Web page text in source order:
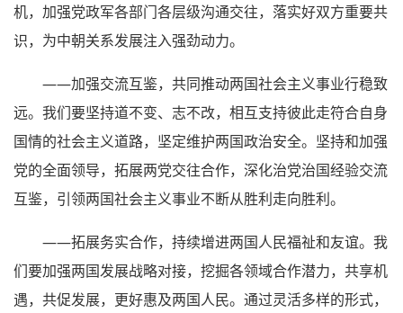
机，加强党政军各部门各层级沟通交往，落实好双方重要共
识，为中朝关系发展注入强劲动力。
——加强交流互鉴，共同推动两国社会主义事业行稳致
远。我们要坚持道不变、志不改，相互支持彼此走符合自身
国情的社会主义道路，坚定维护两国政治安全。坚持和加强
党的全面领导，拓展两党交往合作，深化治党治国经验交流
互鉴，引领两国社会主义事业不断从胜利走向胜利。
——拓展务实合作，持续增进两国人民福祉和友谊。我
们要加强两国发展战略对接，挖掘各领域合作潜力，共享机
遇，共促发展，更好惠及两国人民。通过灵活多样的形式，